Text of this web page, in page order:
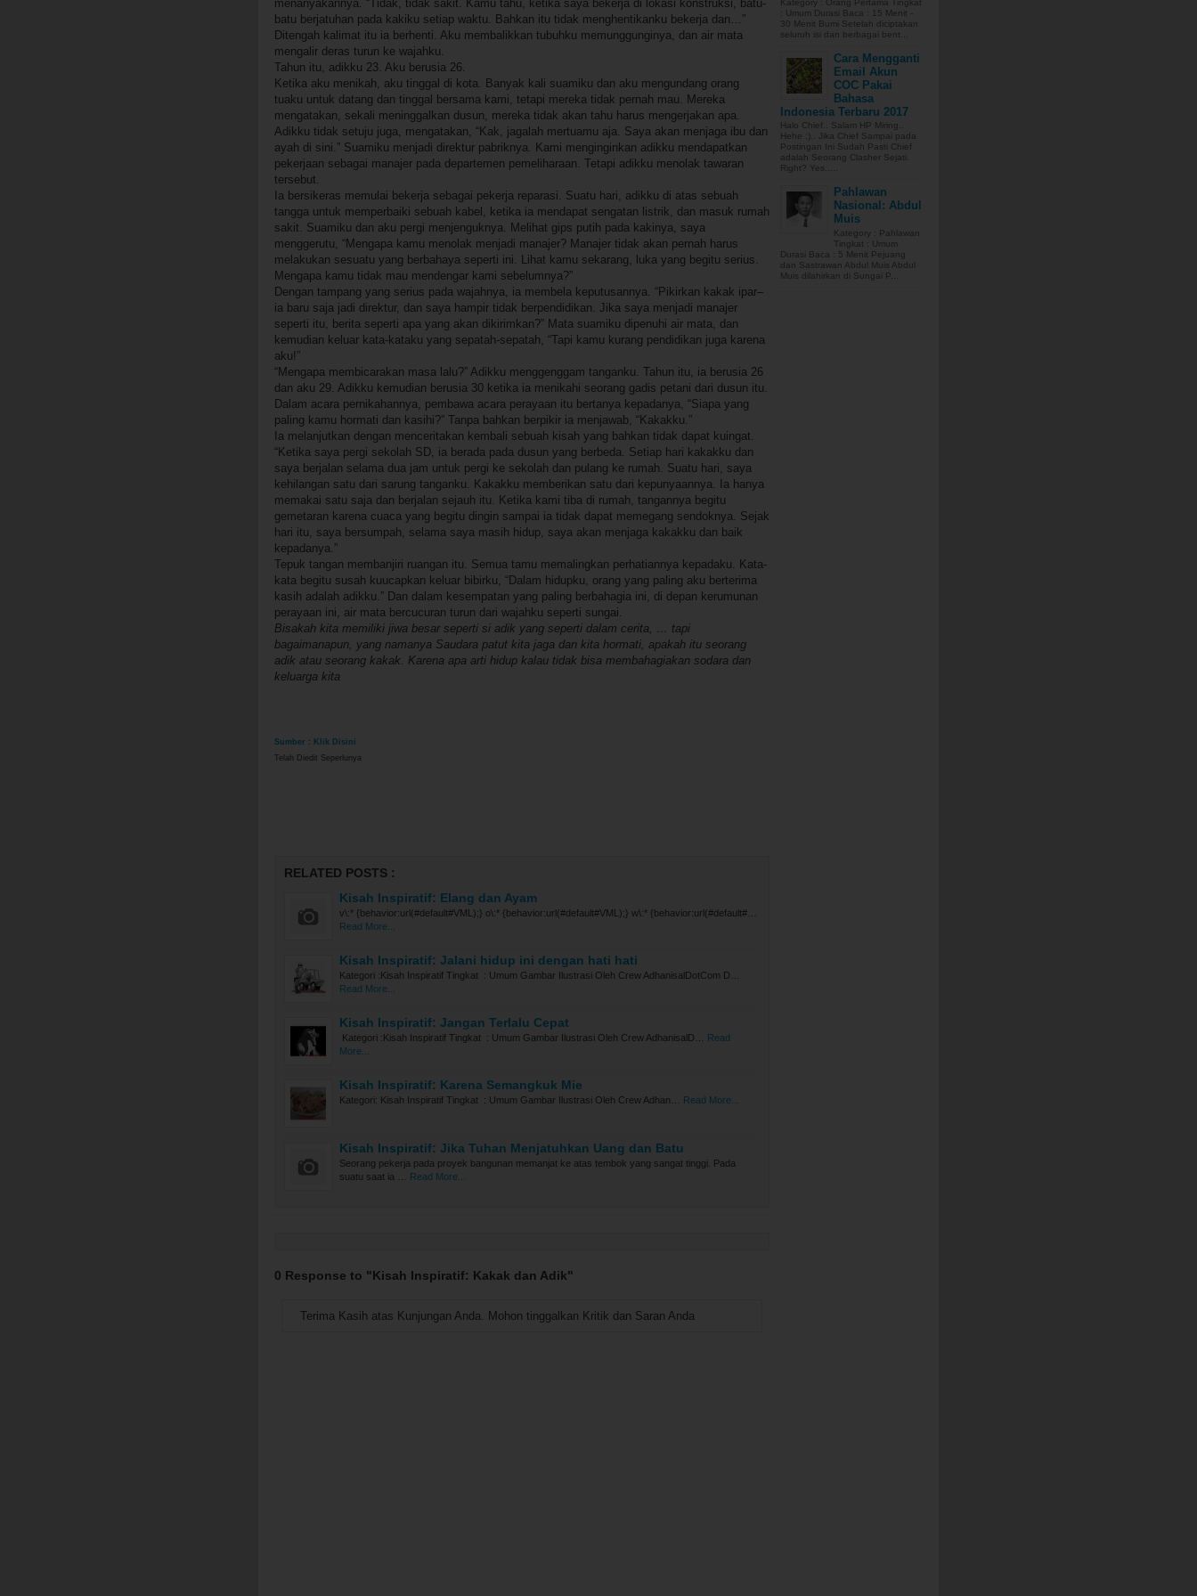
menanyakannya. “Tidak, tidak sakit. Kamu tahu, ketika saya bekerja di lokasi konstruksi, batu-
batu berjatuhan pada kakiku setiap waktu. Bahkan itu tidak menghentikanku bekerja dan…”
Ditengah kalimat itu ia berhenti. Aku membalikkan tubuhku memunggunginya, dan air mata
mengalir deras turun ke wajahku.
Tahun itu, adikku 23. Aku berusia 26.
Ketika aku menikah, aku tinggal di kota. Banyak kali suamiku dan aku mengundang orang
tuaku untuk datang dan tinggal bersama kami, tetapi mereka tidak pernah mau. Mereka
mengatakan, sekali meninggalkan dusun, mereka tidak akan tahu harus mengerjakan apa.
Adikku tidak setuju juga, mengatakan, “Kak, jagalah mertuamu aja. Saya akan menjaga ibu dan
ayah di sini.” Suamiku menjadi direktur pabriknya. Kami menginginkan adikku mendapatkan
pekerjaan sebagai manajer pada departemen pemeliharaan. Tetapi adikku menolak tawaran
tersebut.
Ia bersikeras memulai bekerja sebagai pekerja reparasi. Suatu hari, adikku di atas sebuah
tangga untuk memperbaiki sebuah kabel, ketika ia mendapat sengatan listrik, dan masuk rumah
sakit. Suamiku dan aku pergi menjenguknya. Melihat gips putih pada kakinya, saya
menggerutu, “Mengapa kamu menolak menjadi manajer? Manajer tidak akan pernah harus
melakukan sesuatu yang berbahaya seperti ini. Lihat kamu sekarang, luka yang begitu serius.
Mengapa kamu tidak mau mendengar kami sebelumnya?”
Dengan tampang yang serius pada wajahnya, ia membela keputusannya. “Pikirkan kakak ipar–
ia baru saja jadi direktur, dan saya hampir tidak berpendidikan. Jika saya menjadi manajer
seperti itu, berita seperti apa yang akan dikirimkan?” Mata suamiku dipenuhi air mata, dan
kemudian keluar kata-kataku yang sepatah-sepatah, “Tapi kamu kurang pendidikan juga karena
aku!”
“Mengapa membicarakan masa lalu?” Adikku menggenggam tanganku. Tahun itu, ia berusia 26
dan aku 29. Adikku kemudian berusia 30 ketika ia menikahi seorang gadis petani dari dusun itu.
Dalam acara pernikahannya, pembawa acara perayaan itu bertanya kepadanya, “Siapa yang
paling kamu hormati dan kasihi?” Tanpa bahkan berpikir ia menjawab, “Kakakku.”
Ia melanjutkan dengan menceritakan kembali sebuah kisah yang bahkan tidak dapat kuingat.
“Ketika saya pergi sekolah SD, ia berada pada dusun yang berbeda. Setiap hari kakakku dan
saya berjalan selama dua jam untuk pergi ke sekolah dan pulang ke rumah. Suatu hari, saya
kehilangan satu dari sarung tanganku. Kakakku memberikan satu dari kepunyaannya. Ia hanya
memakai satu saja dan berjalan sejauh itu. Ketika kami tiba di rumah, tangannya begitu
gemetaran karena cuaca yang begitu dingin sampai ia tidak dapat memegang sendoknya. Sejak
hari itu, saya bersumpah, selama saya masih hidup, saya akan menjaga kakakku dan baik
kepadanya.”
Tepuk tangan membanjiri ruangan itu. Semua tamu memalingkan perhatiannya kepadaku. Kata-
kata begitu susah kuucapkan keluar bibirku, “Dalam hidupku, orang yang paling aku berterima
kasih adalah adikku.” Dan dalam kesempatan yang paling berbahagia ini, di depan kerumunan
perayaan ini, air mata bercucuran turun dari wajahku seperti sungai.
Bisakah kita memiliki jiwa besar seperti si adik yang seperti dalam cerita, … tapi
bagaimanapun, yang namanya Saudara patut kita jaga dan kita hormati, apakah itu seorang
adik atau seorang kakak. Karena apa arti hidup kalau tidak bisa membahagiakan sodara dan
keluarga kita
Sumber : Klik Disini
Telah Diedit Seperlunya
RELATED POSTS :
Kisah Inspiratif: Elang dan Ayam
v\:* {behavior:url(#default#VML);} o\:* {behavior:url(#default#VML);} w\:* {behavior:url(#default#…
Read More...
Kisah Inspiratif: Jalani hidup ini dengan hati hati
Kategori :Kisah Inspiratif Tingkat : Umum Gambar Ilustrasi Oleh Crew AdhanisalDotCom D…
Read More...
Kisah Inspiratif: Jangan Terlalu Cepat
Kategori :Kisah Inspiratif Tingkat : Umum Gambar Ilustrasi Oleh Crew AdhanisalD…
Read
More...
Kisah Inspiratif: Karena Semangkuk Mie
Kategori: Kisah Inspiratif Tingkat : Umum Gambar Ilustrasi Oleh Crew Adhan… Read More...
Kisah Inspiratif: Jika Tuhan Menjatuhkan Uang dan Batu
Seorang pekerja pada proyek bangunan memanjat ke atas tembok yang sangat tinggi. Pada
suatu saat ia …
Read More...
0 Response to "Kisah Inspiratif: Kakak dan Adik"
Terima Kasih atas Kunjungan Anda. Mohon tinggalkan Kritik dan Saran Anda
: Umum Durasi Baca : 15 Menit -
30 Menit Bumi Setelah diciptakan
seluruh isi dan berbagai bent...
Cara Mengganti
Email Akun
COC Pakai
Bahasa
Indonesia Terbaru 2017
Halo Chief.. Salam HP Miring..
Hehe :).. Jika Chief Sampai pada
Postingan Ini Sudah Pasti Chief
adalah Seorang Clasher Sejati.
Right? Yes.....
Pahlawan
Nasional: Abdul
Muis
Kategory : Pahlawan
Tingkat : Umum
Durasi Baca : 5 Menit Pejuang
dan Sastrawan Abdul Muis Abdul
Muis dilahirkan di Sungai P...